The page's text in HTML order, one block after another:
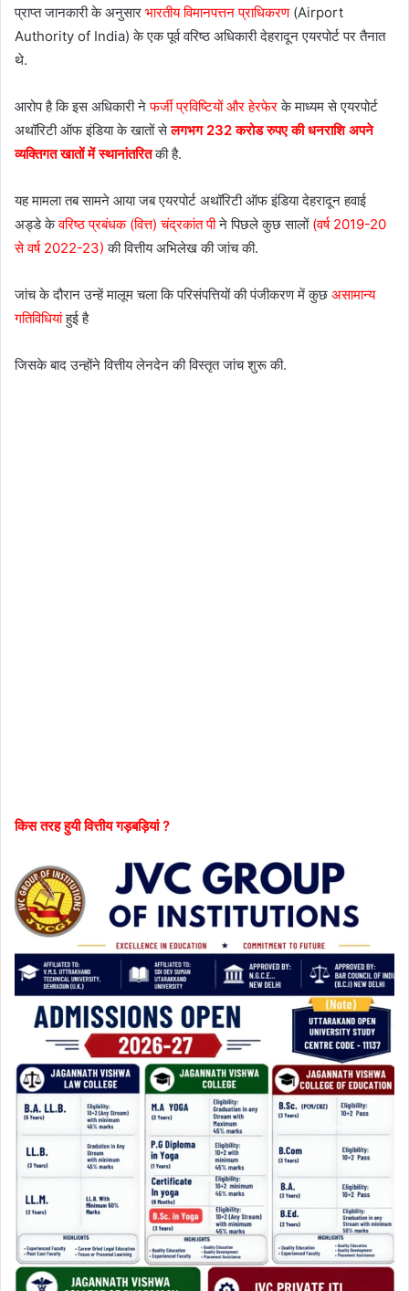
प्राप्त जानकारी के अनुसार भारतीय विमानपत्तन प्राधिकरण(Airport
Authority of India) के एक पूर्व वरिष्ठ अधिकारी देहरादून एयरपोर्ट पर तैनात
थे.
आरोप है कि इस अधिकारी नेफर्जी प्रविष्टियों और हेरफेरके माध्यम से एयरपोर्ट
अथॉरिटी ऑफ इंडिया के खातों सेलगभग 232 करोड रुपए की धनराशि अपने
व्यक्तिगत खातों में स्थानांतरित की है.
यह मामला तब सामने आया जब एयरपोर्ट अथॉरिटी ऑफ इंडिया देहरादून हवाई
अड्डे केवरिष्ठ प्रबंधक (वित्त) चंद्रकांत पीने पिछले कुछ सालों (वर्ष 2019-20
से वर्ष 2022-23) की वित्तीय अभिलेख की जांच की.
जांच के दौरान उन्हें मालूम चला कि परिसंपत्तियों की पंजीकरण में कुछ असामान्य
गतिविधियांहुई है
जिसके बाद उन्होंने वित्तीय लेनदेन की विस्तृत जांच शुरू की.
किस तरह हुयी वित्तीय गड़बड़ियां ?